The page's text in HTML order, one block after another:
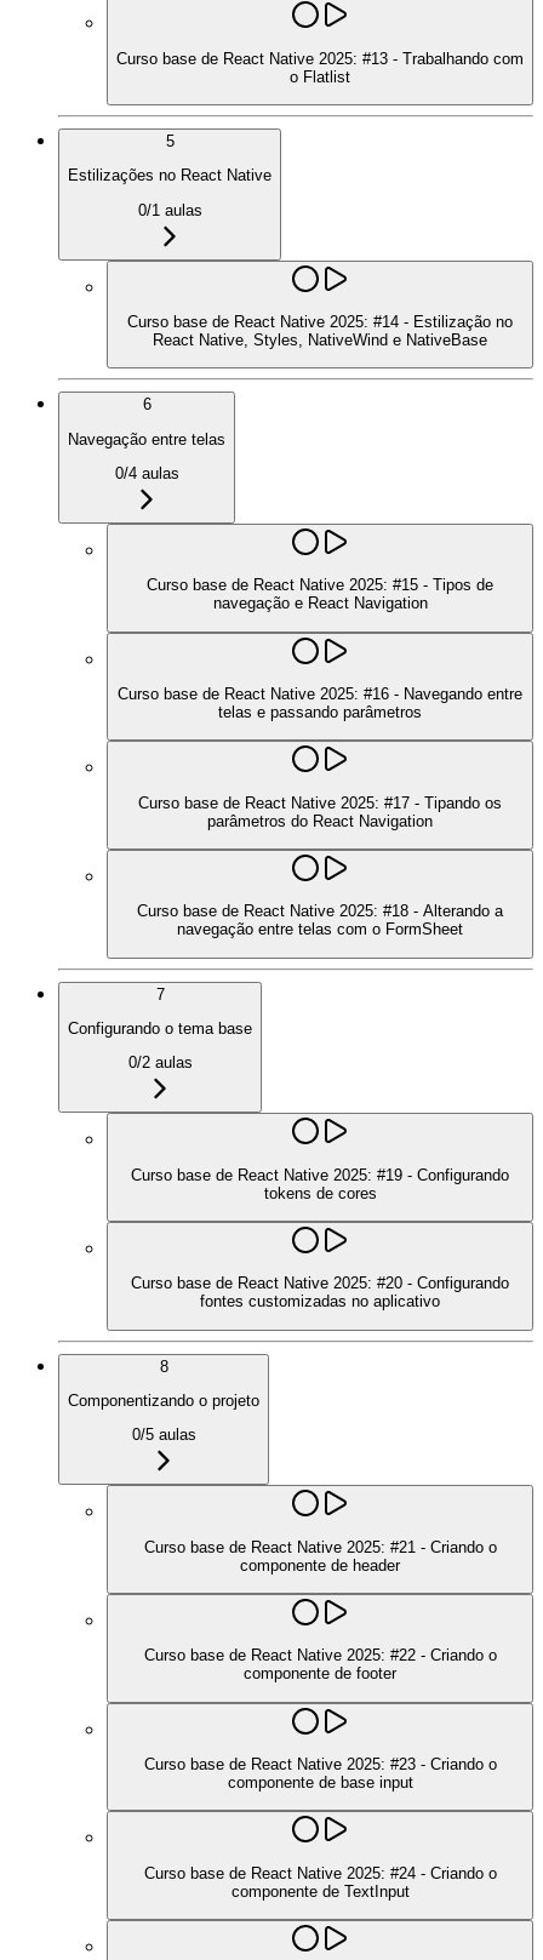
Curso base de React Native 2025: #13 - Trabalhando com
o Flatlist
5
Estilizações no React Native
0/1 aulas
Curso base de React Native 2025: #14 - Estilização no
React Native, Styles, NativeWind e NativeBase
6
Navegação entre telas
0/4aulas
Curso base de React Native 2025: #15 - Tipos de
navegação e React Navigation
Curso base de React Native 2025: #16 - Navegando entre
telas e passando parâmetros
Curso base de React Native 2025: #17 - Tipando os
parâmetros do React Navigation
Curso base de React Native 2025: #18 - Alterando a
navegação entre telas com o FormSheet
7
Configurando o tema base
0/2aulas
Curso base de React Native 2025: #19 - Configurando
tokens de cores
Curso base de React Native 2025: #20 - Configurando
fontes customizadas no aplicativo
8
Componentizando o projeto
0/5aulas
Curso base de React Native 2025: #21 - Criando o
componente de header
Curso base de React Native 2025: #22 - Criando o
componente de footer
Curso base de React Native 2025: #23 - Criando o
componente de base input
Curso base de React Native 2025: #24 - Criando o
componente de TextInput